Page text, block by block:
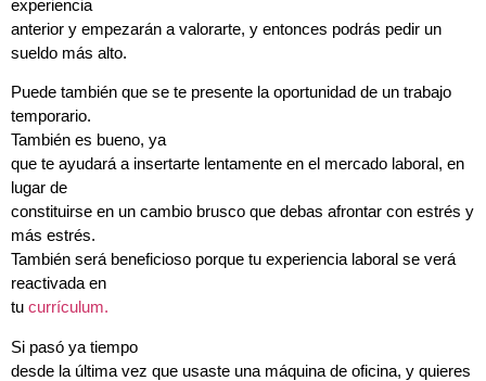
experiencia
anterior y empezarán a valorarte, y entonces podrás pedir un
sueldo más alto.
Puede también que se te presente la oportunidad de un trabajo
temporario.
También es bueno, ya
que te ayudará a insertarte lentamente en el mercado laboral, en
lugar de
constituirse en un cambio brusco que debas afrontar con estrés y
más estrés.
También será beneficioso porque tu experiencia laboral se verá
reactivada en
tu currículum.
Si pasó ya tiempo
desde la última vez que usaste una máquina de oficina, y quieres